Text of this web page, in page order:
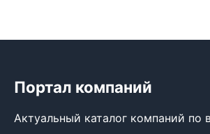
Портал компаний
Актуальный каталог компаний по